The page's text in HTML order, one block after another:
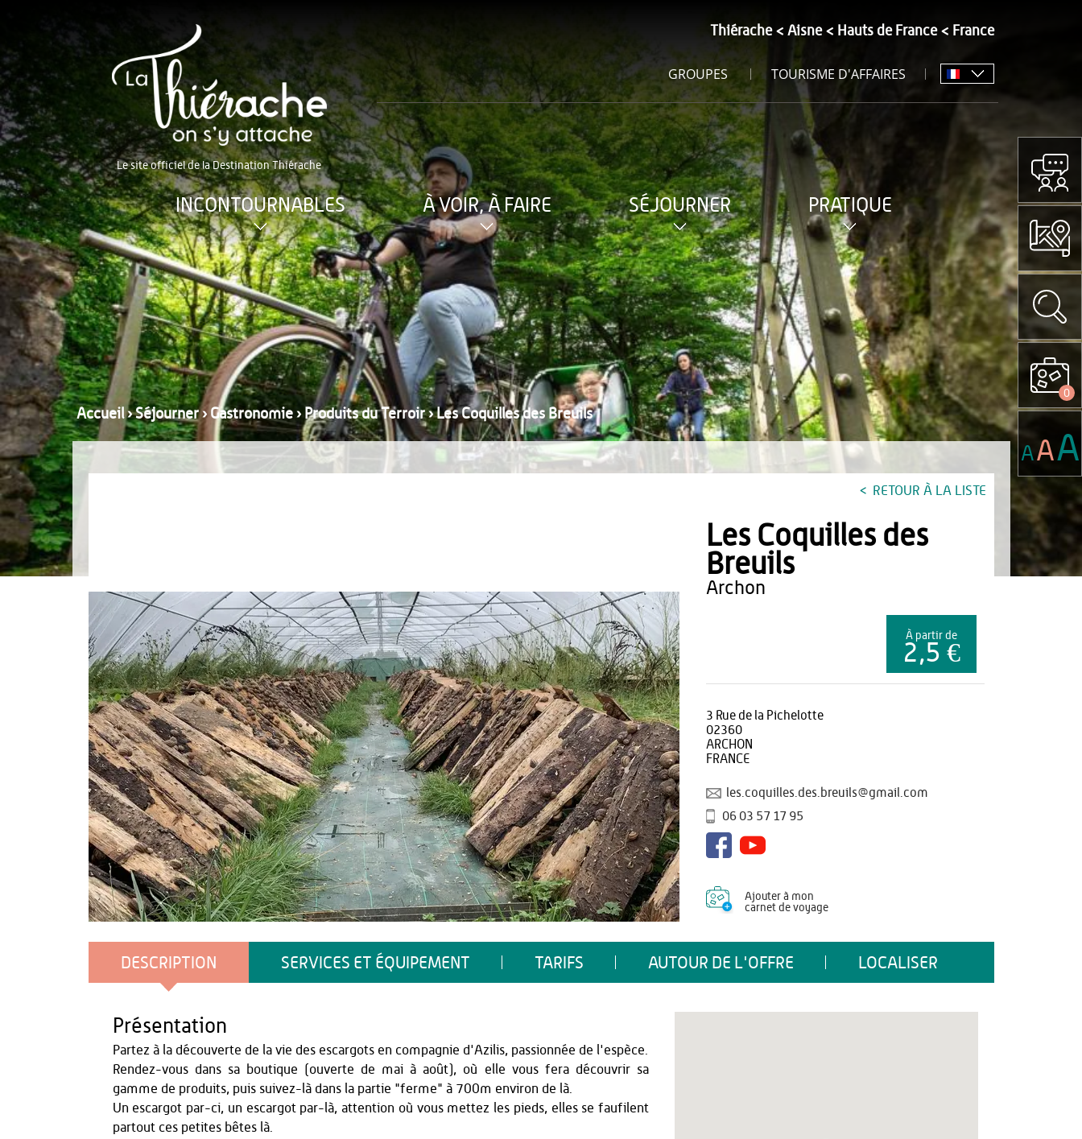
Le site officiel de la Destination Thiérache
Thiérache Aisne Hauts de France France
GROUPES TOURISME D'AFFAIRES
INCONTOURNABLES À VOIR, À FAIRE SÉJOURNER PRATIQUE
Accueil›Séjourner› Gastronomie › Produits du Terroir›Les Coquilles des Breuils
RETOUR À LA LISTE
Les Coquilles des
Breuils
archon
À partir de
2,5 €
3 Rue de la Pichelotte
02360
ARCHON
FRANCE
les.coquilles.des.breuils@gmail.com
06 03 57 17 95
Ajouter à mon
carnet de voyage
DESCRIPTION SERVICES ET ÉQUIPEMENT TARIFS AUTOUR DE L'OFFRE LOCALISER
Présentation
Partez à la découverte de la vie des escargots en compagnie d'Azilis, passionnée de l'espèce.
Rendez-vous dans sa boutique (ouverte de mai à août), où elle vous fera découvrir sa
gamme de produits, puis suivez-là dans la partie "ferme" à 700m environ de là.
Un escargot par-ci, un escargot par-là, attention où vous mettez les pieds, elles se faufilent
partout ces petites bêtes là.
0
AAA